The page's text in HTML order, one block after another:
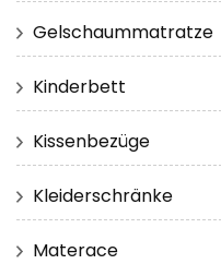
Gelschaummatratze
Kinderbett
Kissenbezüge
Kleiderschränke
Materace